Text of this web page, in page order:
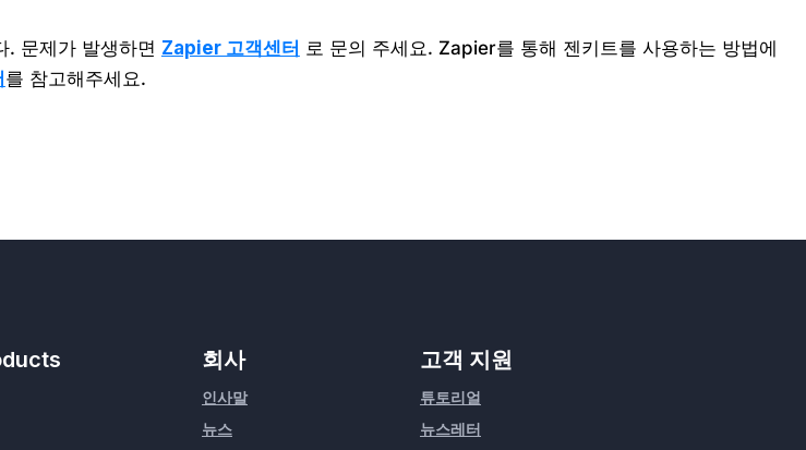
. 문제가 발생하면 Zapier 고객센터 로 문의 주세요. Zapier를 통해 젠키트를 사용하는 방법에
를 참고해주세요.
회사
인사말
뉴스
고객 지원
튜토리얼
뉴스레터